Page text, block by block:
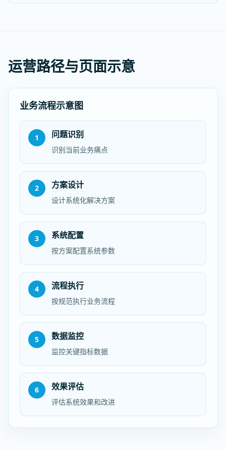
运营路径与页面示意
业务流程示意图
1 问题识别
识别当前业务痛点
2 方案设计
设计系统化解决方案
3 系统配置
按方案配置系统参数
4 流程执行
按规范执行业务流程
5 数据监控
监控关键指标数据
6 效果评估
评估系统效果和改进